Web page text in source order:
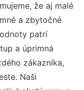
že aj malé
a zbytočné
patrí
a úprimná
zákazníka,
Naši